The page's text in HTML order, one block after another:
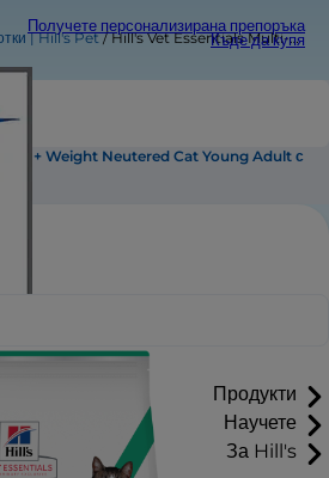
Получете персонализирана препоръка
Къде да купя
Продукти
Научете
За Hill's
| Hill's Pet Hill's Vet Essentials Multi-Benefit + Weight Neutered Cat Young Adult с пилешко
+ Weight Neutered Cat Young Adult с